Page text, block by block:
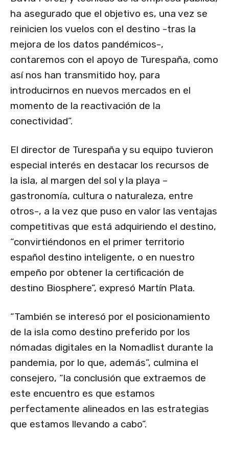
ha asegurado que el objetivo es, una vez se
reinicien los vuelos con el destino -tras la
mejora de los datos pandémicos-,
contaremos con el apoyo de Turespaña, como
así nos han transmitido hoy, para
introducirnos en nuevos mercados en el
momento de la reactivación de la
conectividad”.
El director de Turespaña y su equipo tuvieron
especial interés en destacar los recursos de
la isla, al margen del sol y la playa –
gastronomía, cultura o naturaleza, entre
otros-, a la vez que puso en valor las ventajas
competitivas que está adquiriendo el destino,
“convirtiéndonos en el primer territorio
español destino inteligente, o en nuestro
empeño por obtener la certificación de
destino Biosphere”, expresó Martín Plata.
“También se interesó por el posicionamiento
de la isla como destino preferido por los
nómadas digitales en la Nomadlist durante la
pandemia, por lo que, además”, culmina el
consejero, “la conclusión que extraemos de
este encuentro es que estamos
perfectamente alineados en las estrategias
que estamos llevando a cabo”.